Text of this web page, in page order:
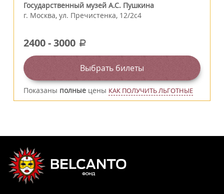
Государственный музей А.С. Пушкина
г. Москва, ул. Пречистенка, 12/2c4
2400-3000 a
Выбрать билеты
Показаны полные цены КАК ПОЛУЧИТЬ ЛЬГОТНЫЕ